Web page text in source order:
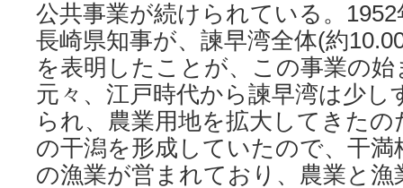
公共事業が続けられている。
長崎県知事が、諫早湾全体(約
を表明したことが、この事業の始
元々、江戸時代から諫早湾は少し
られ、農業用地を拡大してきた
の干潟を形成していたので、干満
の漁業が営まれており、農業と